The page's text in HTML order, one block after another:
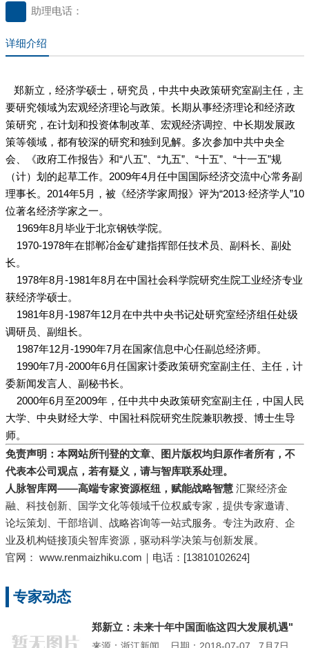
助理电话：
详细介绍
郑新立，经济学硕士， 研究员 ， 中共中央政策研究室副主任，主
要研究领域为宏观经济理论与政策。长期从事经济理论和经济政
策研究，在计划和投资体制改革、 宏观经济调控、中长期发展政
策等领域，都有较深的研究和独到见解。多次参加中共中央全
会 、《政府工作报告》和“八五”、“九五”、“十五”、“十一五”规
（计）划的起草工作。2009年4月任中国国际经济交流中心常务副
理事长。2014年5月，被《经济学家周报》评为“2013·经济学人”10
位著名经济学家之一。
1969年8月毕业于北京钢铁学院。
1970-1978年在邯郸冶金矿建指挥部任技术员、副科长 、副处
长。
1978年8月-1981年8月在中国社会科学院研究生院工业经济专业
获经济学硕士。
1981年8月-1987年12月在中共中央书记处研究室经济组任处级
调研员、副组长。
1987年12月-1990年7月在国家信息中心任副总经济师。
1990年7月-2000年6月任国家计委政策研究室副主任、主任，计
委新闻发言人、副秘书长。
2000年6月至2009年，任中共中央政策研究室副主任， 中国人民
大学、 中央财经大学、 中国社科院研究生院兼职教授、博士生导
师。
免责声明：本网站所刊登的文章、图片版权均归原作者所有，不
代表本公司观点，若有疑义，请与智库联系处理。
人脉智库网——高端专家资源枢纽，赋能战略智慧汇聚经济金
融、科技创新、国学文化等领域千位权威专家，提供专家邀请、
论坛策划、干部培训、战略咨询等一站式服务。专注为政府、企
业及机构链接顶尖智库资源，驱动科学决策与创新发展。
官网： www.renmaizhiku.com｜电话：[13810102624]
专家动态
郑新立：未来十年中国面临这四大发展机遇"